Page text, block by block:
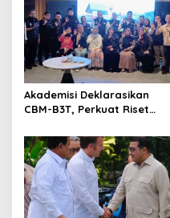
Akademisi Deklarasikan
CBM-B3T, Perkuat Riset
Perbatasan dan Daerah 3T